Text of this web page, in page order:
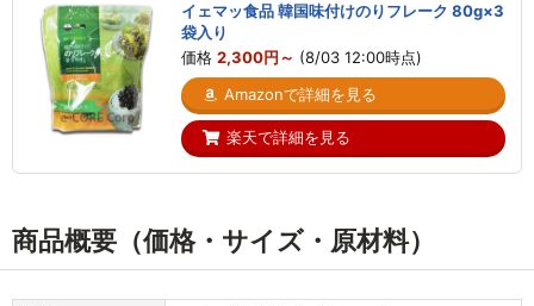
イェマッ食品 韓国味付けのりフレーク 80g×3
袋入り
価格 2,300円～ (8/03 12:00時点)
Amazonで詳細を見る
楽天で詳細を見る
商品概要（価格・サイズ・原材料）